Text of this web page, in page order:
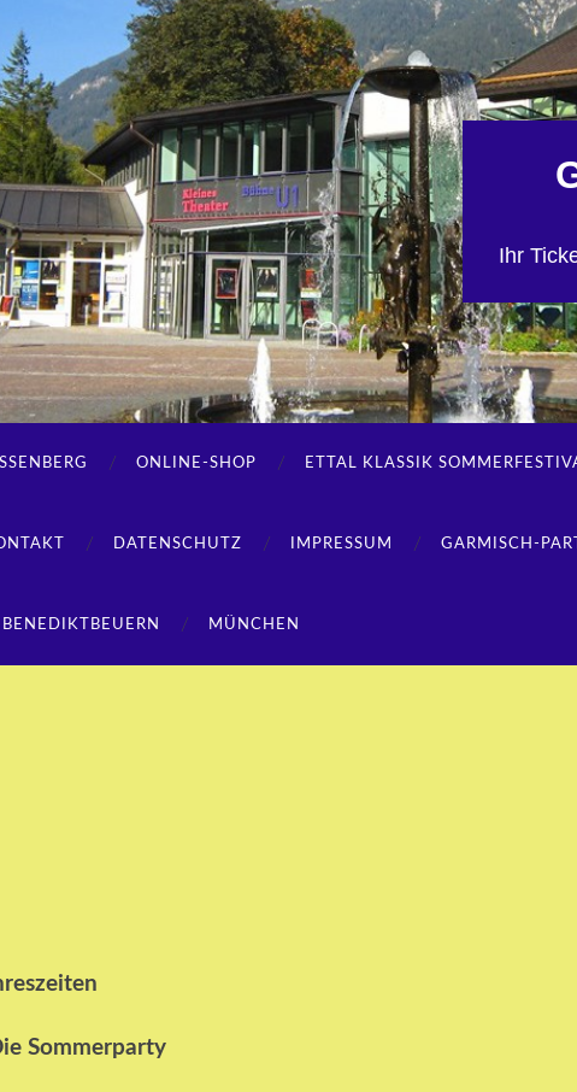
Ihr
ONLINE-SHOP ETTAL KLASSIK
DATENSCHUTZ IMPRESSUM GARMISCH-
BENEDIKTBEUERN MÜNCHEN
Sommerparty